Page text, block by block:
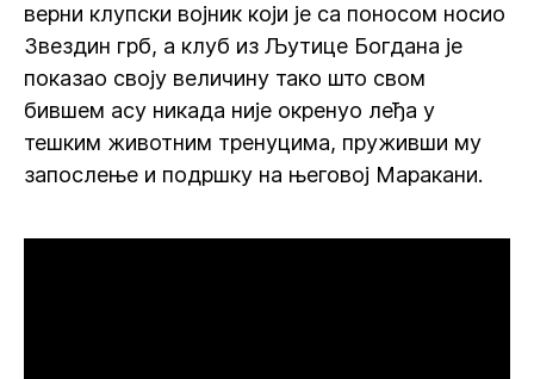
верни клупски војник који је са поносом носио
Звездин грб, а клуб из Љутице Богдана је
показао своју величину тако што свом
бившем асу никада није окренуо леђа у
тешким животним тренуцима, пруживши му
запослење и подршку на његовој Маракани.